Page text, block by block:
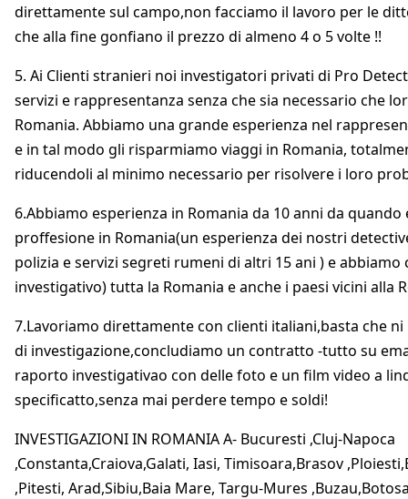
direttamente sul campo,non facciamo il lavoro per le
che alla fine gonfiano il prezzo di almeno 4 o 5 volte !!
5. Ai Clienti stranieri noi investigatori privati di Pro
servizi e rappresentanza senza che sia necessario che
Romania. Abbiamo una grande esperienza nel
e in tal modo gli risparmiamo viaggi in Romania,
riducendoli al minimo necessario per risolvere i loro
6.Abbiamo esperienza in Romania da 10 anni da
proffesione in Romania(un esperienza dei nostri
polizia e servizi segreti rumeni di altri 15 ani ) e abbiamo
investigativo) tutta la Romania e anche i paesi vicini alla
7.Lavoriamo direttamente con clienti italiani,basta che
di investigazione,concludiamo un contratto -tutto su
raporto investigativao con delle foto e un film video a
specificatto,senza mai perdere tempo e soldi!
INVESTIGAZIONI IN ROMANIA A- Bucuresti ,Cluj-Napoca
,Constanta,Craiova,Galati, Iasi, Timisoara,Brasov
,Pitesti, Arad,Sibiu,Baia Mare, Targu-Mures